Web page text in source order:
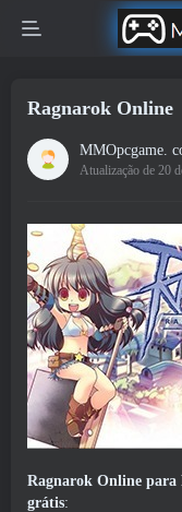
Ragnarok Online
MMOpcgame.
Atualização de 20
Ragnarok Online para
grátis: